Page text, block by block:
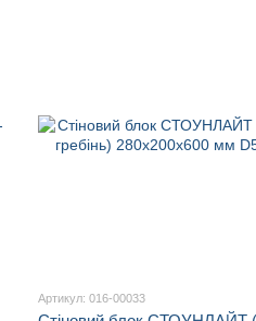
Артикул: 016-00033